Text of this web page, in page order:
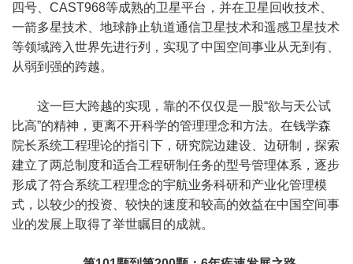
四号、CAST968等成熟的卫星平台，并在卫星回收技术、
一箭多星技术、地球静止轨道通信卫星技术和遥感卫星技术
等领域跨入世界先进行列，实现了中国空间事业从无到有、
从弱到强的跨越。
这一巨大跨越的实现，靠的不仅仅是一股“欲与天公试
比高”的精神，更离不开科学的管理理念和方法。在钱学森
院长系统工程理论的指引下，研究院边建设、边研制，探索
建立了两总制度和适合工程研制任务的型号管理体系，逐步
形成了符合系统工程理念的宇航业务科研和产业化管理模
式，以较少的投资、较快的速度和较高的效益在中国空间事
业的发展上取得了举世瞩目的成就。